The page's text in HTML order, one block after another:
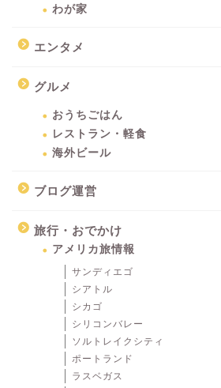
わが家
エンタメ
グルメ
おうちごはん
レストラン・軽食
海外ビール
ブログ運営
旅行・おでかけ
アメリカ旅情報
サンディエゴ
シアトル
シカゴ
シリコンバレー
ソルトレイクシティ
ポートランド
ラスベガス